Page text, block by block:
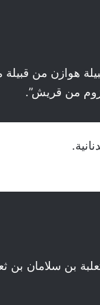
هوازن من
من قريش”.
بن سلامان بن